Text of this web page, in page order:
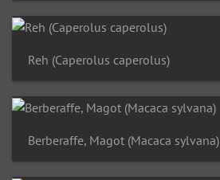
Reh (Caperolus caperolus)
Berberaffe, Magot (Macaca sylvana)